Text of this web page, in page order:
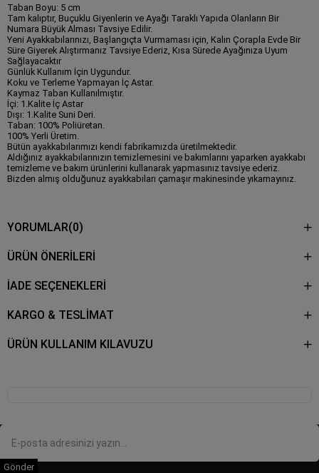
Taban Boyu: 5 cm
Tam kalıptır, Buçuklu Giyenlerin ve Ayağı Taraklı Yapıda Olanların Bir
Numara Büyük Alması Tavsiye Edilir.
Yeni Ayakkabılarınızı, Başlangıçta Vurmaması için, Kalın Çorapla Evde Bir
Süre Giyerek Alıştırmanız Tavsiye Ederiz, Kısa Sürede Ayağınıza Uyum
Sağlayacaktır
Günlük Kullanım İçin Uygundur.
Koku ve Terleme Yapmayan İç Astar.
Kaymaz Taban Kullanılmıştır.
İçi: 1.Kalite İç Astar
Dışı: 1.Kalite Suni Deri.
Taban: 100% Poliüretan.
100% Yerli Üretim.
Bütün ayakkabılarımızı kendi fabrikamızda üretilmektedir.
Aldığınız ayakkabılarınızın temizlemesini ve bakımlarını yaparken ayakkabı
temizleme ve bakım ürünlerini kullanarak yapmasınız tavsiye ederiz.
Bizden almış olduğunuz ayakkabıları çamaşır makinesinde yıkamayınız.
YORUMLAR(0)
ÜRÜN ÖNERILERI
İADE SEÇENEKLERİ
KARGO & TESLİMAT
ÜRÜN KULLANIM KILAVUZU
Gönder